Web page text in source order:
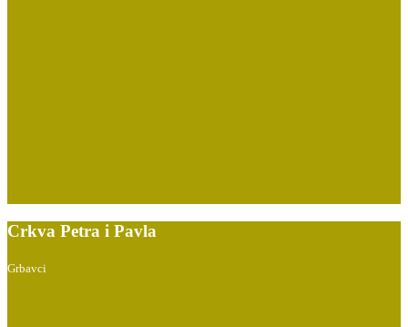
Crkva Petra i Pavla
Grbavci